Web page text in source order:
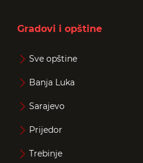
Gradovi i opštine
Sve opštine
Banja Luka
Sarajevo
Prijedor
Trebinje